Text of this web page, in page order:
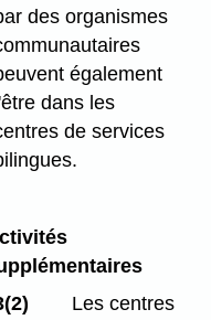
des organismes
également
dans les
de services
Les centres